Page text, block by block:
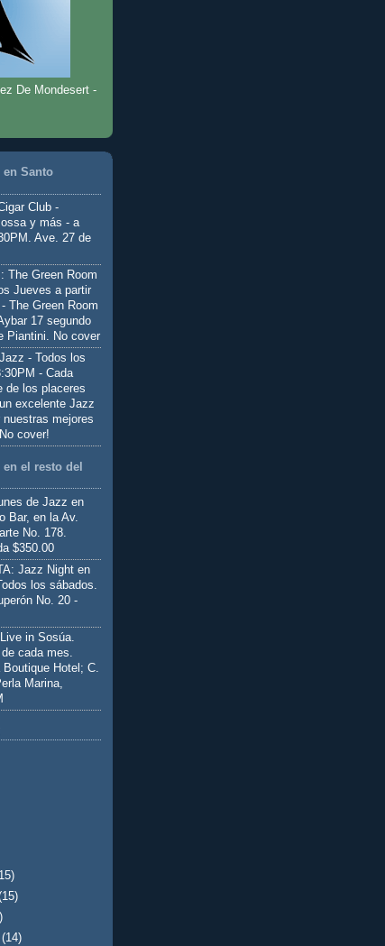
De Mondesert -
en Santo
Club -
y más - a
Ave. 27 de
The Green Room
Jueves a partir
The Green Room
17 segundo
Piantini. No cover
- Todos los
- Cada
de los placeres
excelente Jazz
nuestras mejores
cover!
el resto del
de Jazz en
Bar, en la Av.
No. 178.
$350.00
Jazz Night en
los sábados.
No. 20 -
in Sosúa.
cada mes.
Boutique Hotel; C.
Marina,
(14)